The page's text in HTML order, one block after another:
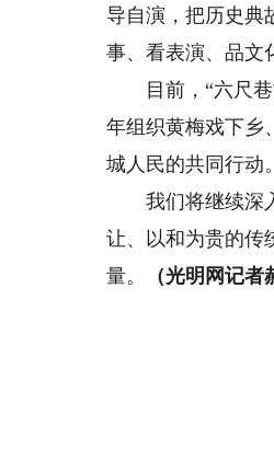
导自演，把历史典
事、看表演、品文
目前，“六尺巷
年组织黄梅戏下乡
城人民的共同行动。
我们将继续深入
让、以和为贵的传
量。
（光明网记者